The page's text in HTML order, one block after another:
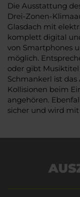
Die Ausstattung
Drei-Zonen-
Glasdach mit
komplett digital
von Smartphones
möglich.
oder gibt
Schmankerl ist
Kollisionen beim
angehören.
sicher und wird